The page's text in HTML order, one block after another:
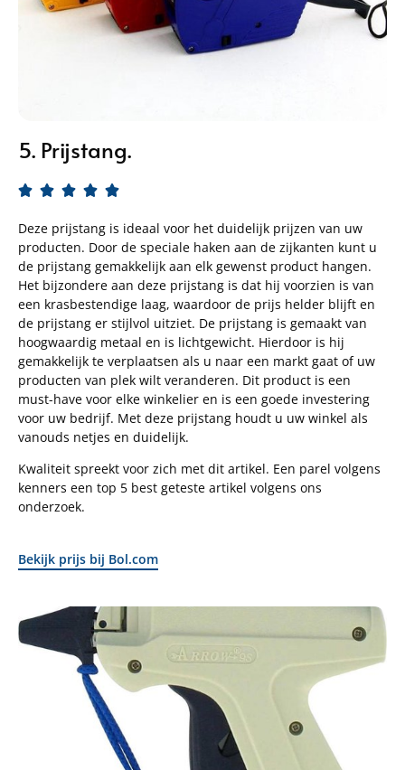
5. Prijstang.
    
Deze prijstang is ideaal voor het duidelijk prijzen van uw
producten. Door de speciale haken aan de zijkanten kunt u
de prijstang gemakkelijk aan elk gewenst product hangen.
Het bijzondere aan deze prijstang is dat hij voorzien is van
een krasbestendige laag, waardoor de prijs helder blijft en
de prijstang er stijlvol uitziet. De prijstang is gemaakt van
hoogwaardig metaal en is lichtgewicht. Hierdoor is hij
gemakkelijk te verplaatsen als u naar een markt gaat of uw
producten van plek wilt veranderen. Dit product is een
must-have voor elke winkelier en is een goede investering
voor uw bedrijf. Met deze prijstang houdt u uw winkel als
vanouds netjes en duidelijk.
Kwaliteit spreekt voor zich met dit artikel. Een parel volgens
kenners een top 5 best geteste artikel volgens ons
onderzoek.
Bekijk prijs bij Bol.com